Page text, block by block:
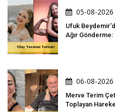
05-08-
Ufuk
Ağır
06-08-
Merve Terim
Toplayan